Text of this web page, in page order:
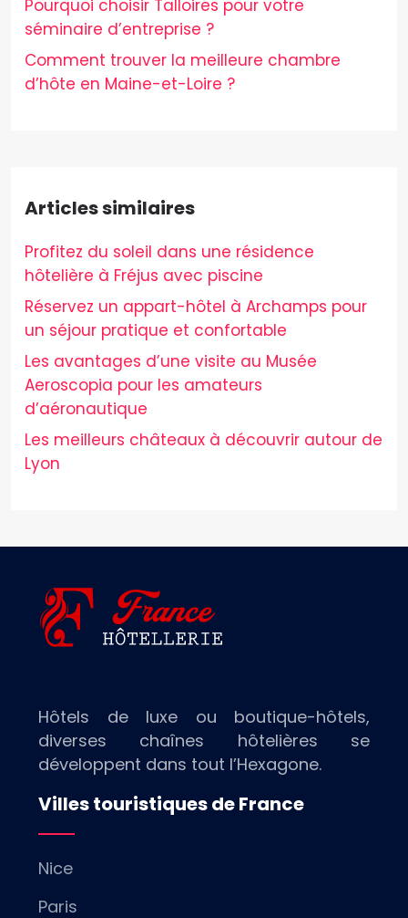
Pourquoi choisir Talloires pour votre
séminaire d’entreprise ?
Comment trouver la meilleure chambre
d’hôte en Maine-et-Loire ?
Articles similaires
Profitez du soleil dans une résidence
hôtelière à Fréjus avec piscine
Réservez un appart-hôtel à Archamps pour
un séjour pratique et confortable
Les avantages d’une visite au Musée
Aeroscopia pour les amateurs
d’aéronautique
Les meilleurs châteaux à découvrir autour de
Lyon
Hôtels de luxe ou boutique-hôtels,
diverses chaînes hôtelières se
développent dans tout l’Hexagone.
Villes touristiques de France
Nice
Paris